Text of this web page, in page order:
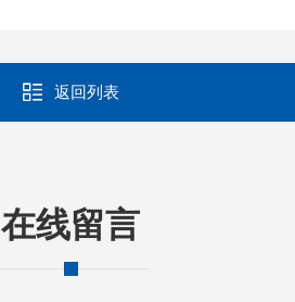
返回列表
在线留言